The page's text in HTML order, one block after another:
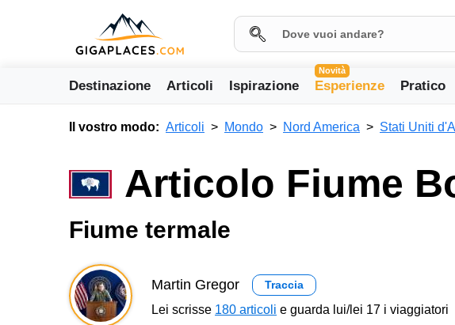
Destinazione Articoli Ispirazione
Novità
Esperienze Pratico
Il vostro modo: Articoli Mondo Nord America Stati Uniti
Articolo Fiume
Fiume termale
Martin Gregor Traccia
Lei scrisse 180 articoli e guarda lui/lei 17 i viaggiatori